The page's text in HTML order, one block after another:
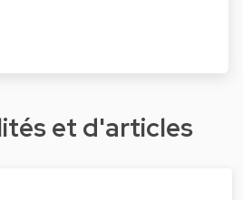
et d'articles